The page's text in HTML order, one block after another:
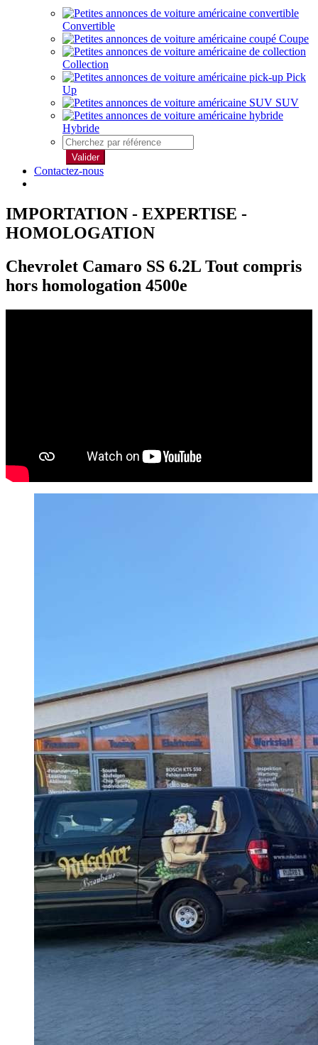
Convertible
Coupe
Collection
Pick
Up
SUV
Hybride
Valider
Contactez-nous
IMPORTATION - EXPERTISE -
HOMOLOGATION
Chevrolet Camaro SS 6.2L Tout compris
hors homologation 4500e